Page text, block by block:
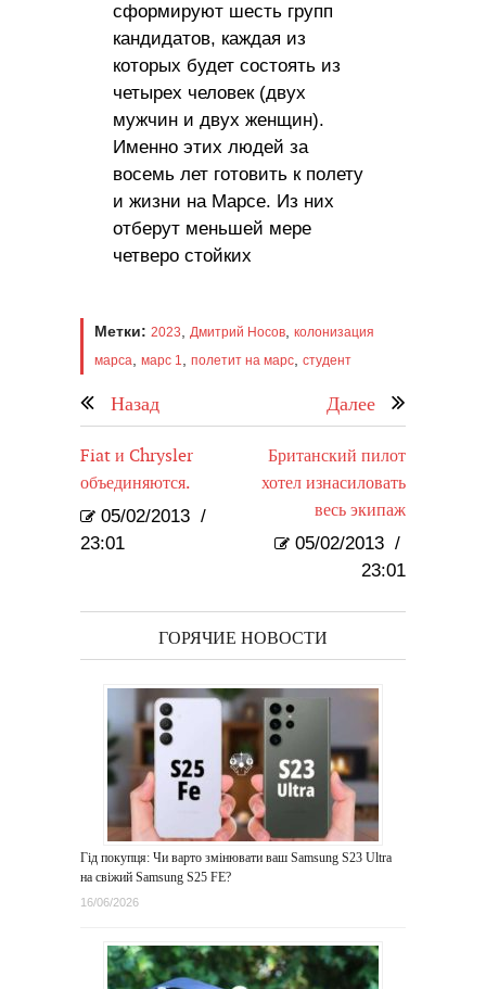
сформируют шесть групп
кандидатов, каждая из
которых будет состоять из
четырех человек (двух
мужчин и двух женщин).
Именно этих людей за
восемь лет готовить к полету
и жизни на Марсе. Из них
отберут меньшей мере
четверо стойких
Метки: 2023 Дмитрий Носов колонизация
марса марс 1 полетит на марс студент
Назад Далее
Fiat и Chrysler
объединяются.
05/02/2013 /
23:01
Британский пилот
хотел изнасиловать
весь экипаж
05/02/2013 /
23:01
ГОРЯЧИЕ НОВОСТИ
Гід покупця: Чи варто змінювати ваш Samsung S23 Ultra
на свіжий Samsung S25 FE?
16/06/2026